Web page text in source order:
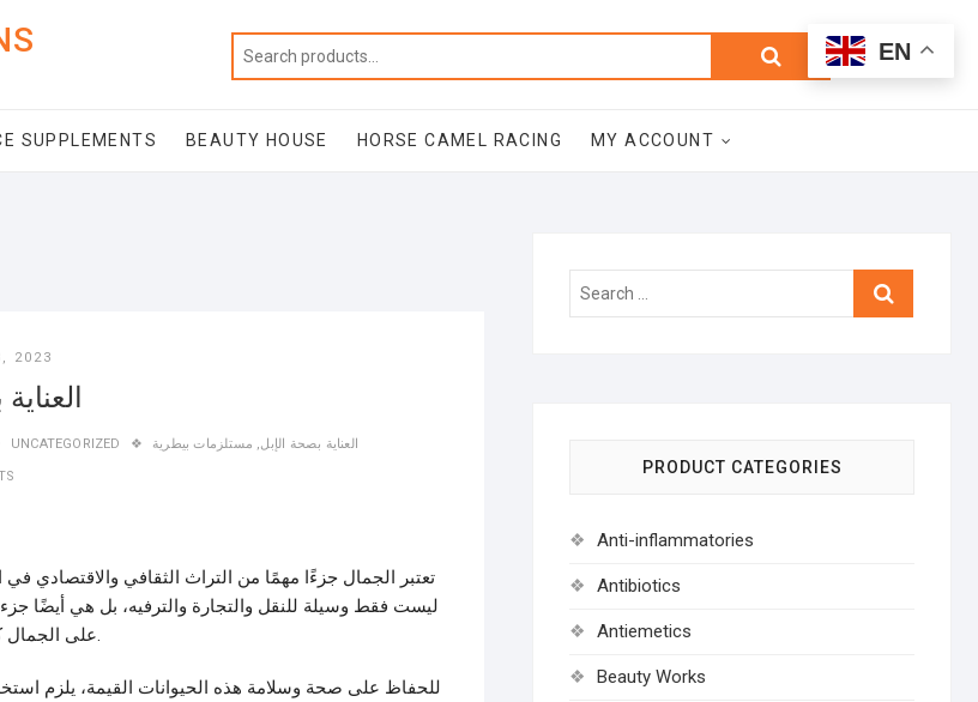
Search
Total
$0.00
SUPPLEMENTS BEAUTY HOUSE HORSE CAMEL RACING MY ACCOUNT
2023
UNCATEGORIZED العناية بصحة الإبل, مستلزمات بيطرية
تعتبر الجمال جزءًا مهمًا من التراث الثقافي والاقتصادي في
ليست فقط وسيلة للنقل والتجارة والترفيه، بل هي أيضًا
على الجمال كوسيلة للعيش، سواء كوسيلة لنقل البضائع أو لمشاركة في الرياضات التقليدية.
للحفاظ على صحة وسلامة هذه الحيوانات القيمة، يلزم
Search
PRODUCT CATEGORIES
Anti-inflammatories
Antibiotics
Antiemetics
Beauty Works
EN